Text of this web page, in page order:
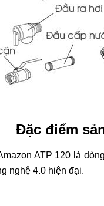
Đặc điểm
ATP 120 là dòng
nghệ 4.0 hiện đại.